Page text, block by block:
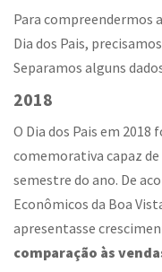
Para compreendermos
Dia dos Pais,
Separamos alguns
2018
O Dia dos Pais em 2018
comemorativa capaz
semestre do ano. De
Econômicos da Boa
apresentasse
comparação às